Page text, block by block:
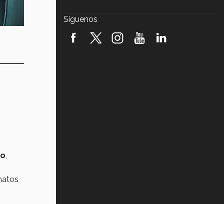
robótica FIRST 2026! (video)
Síguenos